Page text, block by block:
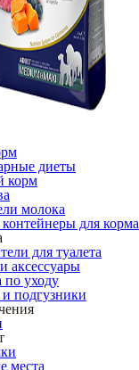
диеты
корм
молока
для корма
для туалета
аксессуары
по уходу
подгузники
места